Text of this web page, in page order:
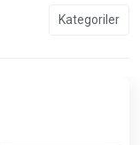
Kategoriler